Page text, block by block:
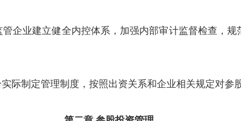
企业建立健全内控体系，加强内部审计监督检查，
际制定管理制度，按照出资关系和企业相关规定对参